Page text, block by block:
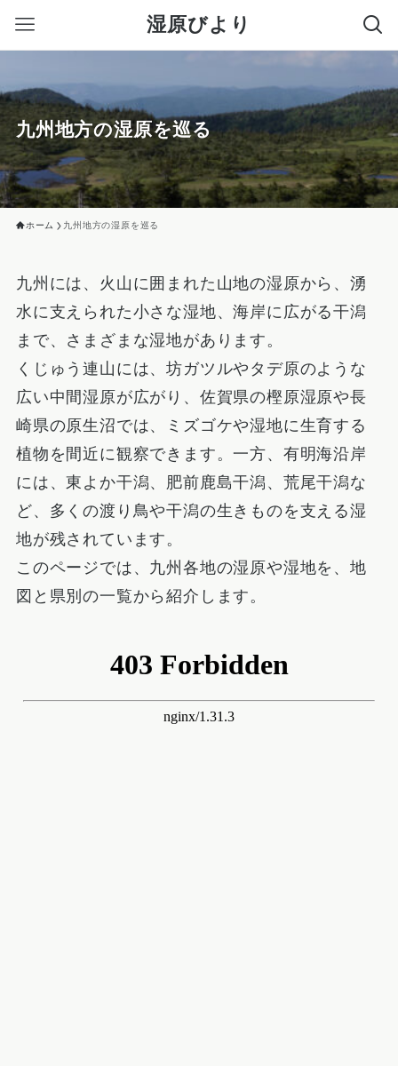
湿原びより
九州地方の湿原を巡る
ホーム 九州地方の湿原を巡る
九州には、火山に囲まれた山地の湿原から、湧
水に支えられた小さな湿地、海岸に広がる干潟
まで、さまざまな湿地があります。
くじゅう連山には、坊ガツルやタデ原のような
広い中間湿原が広がり、佐賀県の樫原湿原や長
崎県の原生沼では、ミズゴケや湿地に生育する
植物を間近に観察できます。一方、有明海沿岸
には、東よか干潟、肥前鹿島干潟、荒尾干潟な
ど、多くの渡り鳥や干潟の生きものを支える湿
地が残されています。
このページでは、九州各地の湿原や湿地を、地
図と県別の一覧から紹介します。